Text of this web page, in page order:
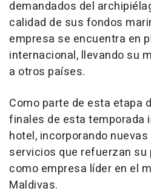
demandados del
calidad de sus fondos
empresa se encuentra en
internacional, llevando su
a otros países.
Como parte de esta etapa
finales de esta temporada
hotel, incorporando
servicios que refuerzan
como empresa líder en el
Maldivas.